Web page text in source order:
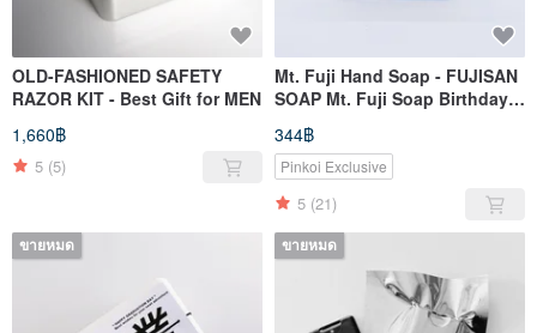
OLD-FASHIONED SAFETY
RAZOR KIT - Best Gift for MEN
1,660฿
5 (5)
Mt. Fuji Hand Soap - FUJISAN
SOAP Mt. Fuji Soap Birthday
344฿
Pinkoi Exclusive
5 (21)
ขายหมด ขายหมด